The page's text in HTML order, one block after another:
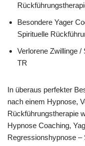
Besondere Yager
Spirituelle
Verlorene Zwillinge
TR
In überaus perfekter
nach einem Hypnose,
Rückführungstherapie
Hypnose Coaching,
Regressionshypnose –